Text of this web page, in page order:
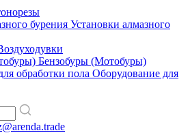
Установки алмазного
Бензобуры (Мотобуры)
Оборудование для